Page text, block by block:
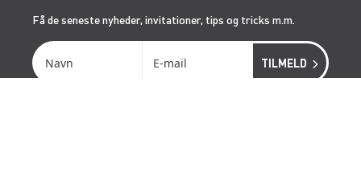
Få de seneste nyheder, invitationer, tips og tricks m.m.